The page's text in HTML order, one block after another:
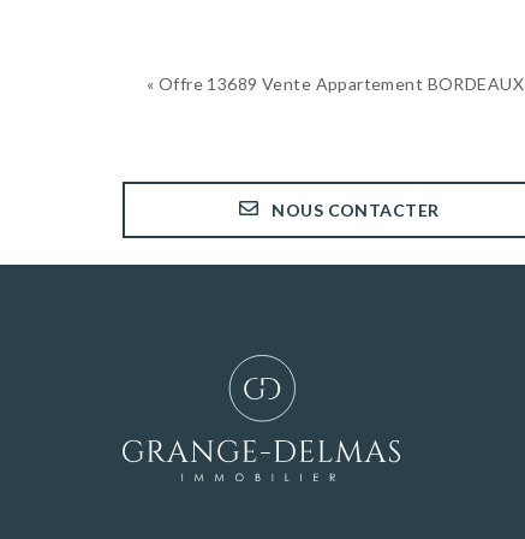
« Offre 13689 Vente Appartement BORDEAUX
NOUS CONTACTER